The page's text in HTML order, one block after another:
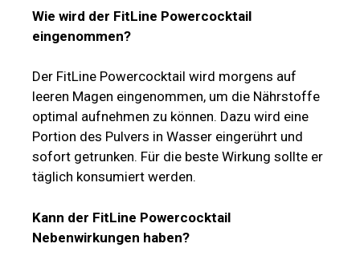
Wie wird der FitLine Powercocktail
eingenommen?
Der FitLine Powercocktail wird morgens auf
leeren Magen eingenommen, um die Nährstoffe
optimal aufnehmen zu können. Dazu wird eine
Portion des Pulvers in Wasser eingerührt und
sofort getrunken. Für die beste Wirkung sollte er
täglich konsumiert werden.
Kann der FitLine Powercocktail
Nebenwirkungen haben?